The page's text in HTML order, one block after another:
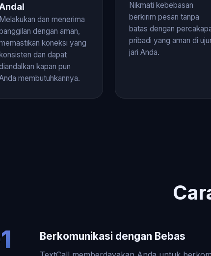
Melakukan dan menerima
dengan aman,
koneksi yang
konsisten dan dapat
kapan pun
membutuhkannya.
Nikmati kebebasan
berkirim pesan tanpa
batas dengan
pribadi yang aman di
jari Anda.
Berkomunikasi dengan Bebas